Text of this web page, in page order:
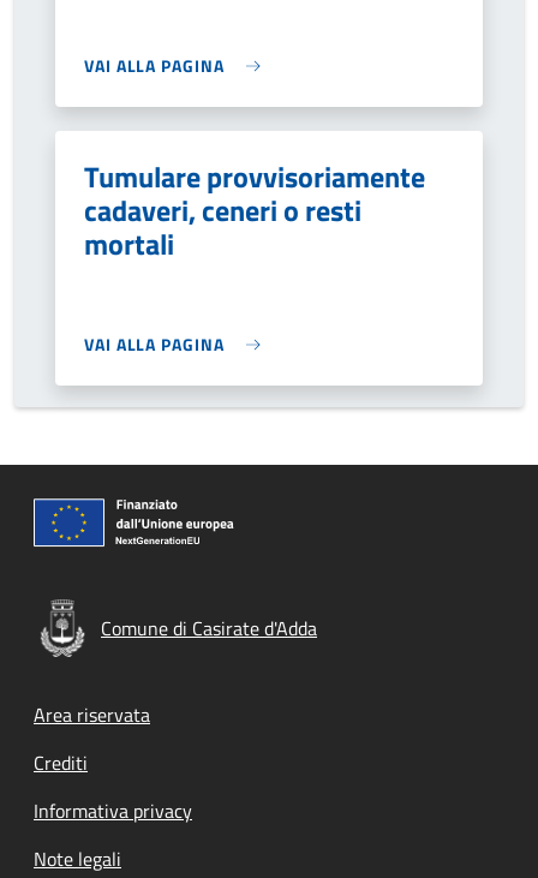
VAI ALLA PAGINA
Tumulare provvisoriamente
cadaveri, ceneri o resti
mortali
VAI ALLA PAGINA
Comune di Casirate d'Adda
Footer menu
Area riservata
Crediti
Informativa privacy
Note legali